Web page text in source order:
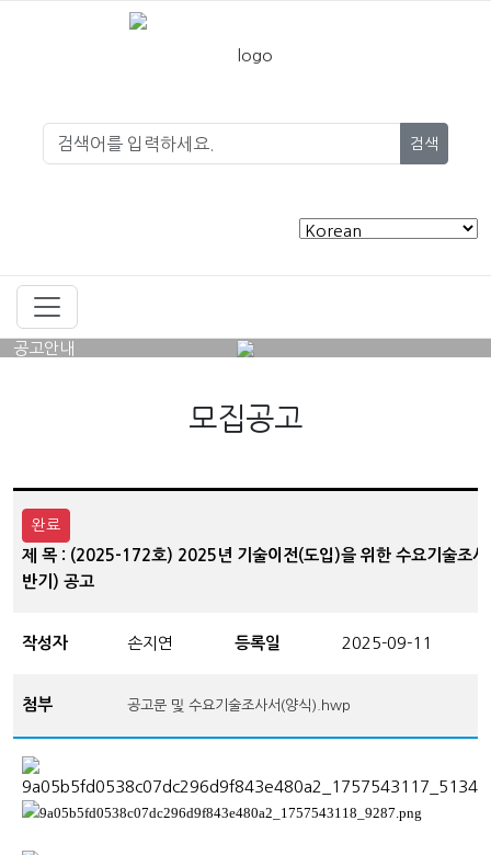
검색
공고안내
모집공고
완료
제 목 : (2025-172호) 2025년 기술이전(도입)을 위한 수요기술조사
반기) 공고
작성자 손지연 등록일 2025-09-11
첨부 공고문 및 수요기술조사서(양식).hwp